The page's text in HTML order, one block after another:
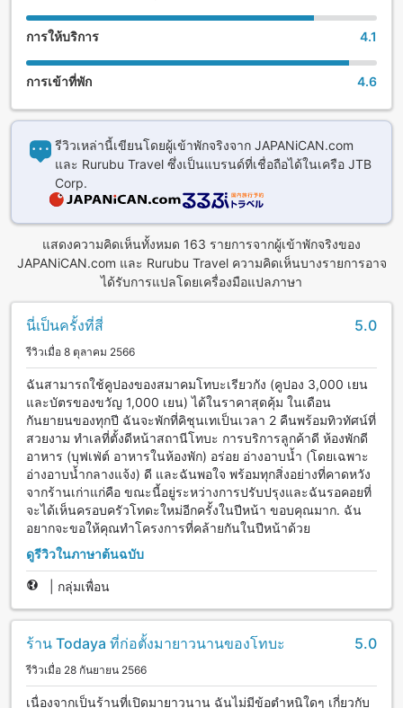
Depending on their accommodation plan, guests can select
a buffet at "Shinwa Dining Ten Chi Kai" where they can
cuisine made with in-season Ise-Shima ingredients at the
"Kochi to Umi" rotating restaurant, or in-room dining for
(6) Todaya's hot spring facilities include 13 gender-
segregated baths, 2 foot baths, and 18 ganban'yoku
bedrock spa beds. 5 free private baths (hot springs).
And of course, all guestrooms feature free Wi-Fi.
การให้บริการ 4.1
การเข้าที่พัก 4.6
รีวิวเหล่านี้เขียนโดยผู้เข้าพักจริงจาก JAPANiCAN.com
และ Rurubu Travel ซึ่งเป็นแบรนด์ที่เชื่อถือได้ในเครือ JTB
Corp.
แสดงความคิดเห็นทั้งหมด 163 รายการจากผู้เข้าพักจริงของ
JAPANiCAN.com และ Rurubu Travel ความคิดเห็นบางรายการอาจ
ได้รับการแปลโดยเครื่องมือแปลภาษา
นี่เป็นครั้งที่สี่ 5.0
รีวิวเมื่อ 8 ตุลาคม 2566
ฉันสามารถใช้คูปองของสมาคมโทบะเรียวกัง (คูปอง 3,000 เยน
และบัตรของขวัญ 1,000 เยน) ได้ในราคาสุดคุ้ม ในเดือน
กันยายนของทุกปี ฉันจะพักที่คิชุนเทเป็นเวลา 2 คืนพร้อมทิวทัศน์ที่
สวยงาม ทำเลที่ตั้งดีหน้าสถานีโทบะ การบริการลูกค้าดี ห้องพักดี
อาหาร (บุฟเฟ่ต์ อาหารในห้องพัก) อร่อย อ่างอาบน้ำ (โดยเฉพาะ
อ่างอาบน้ำกลางแจ้ง) ดี และฉันพอใจ พร้อมทุกสิ่งอย่างที่คาดหวัง
จากร้านเก่าแก่คือ ขณะนี้อยู่ระหว่างการปรับปรุงและฉันรอคอยที่
จะได้เห็นครอบครัวโทดะใหม่อีกครั้งในปีหน้า ขอบคุณมาก. ฉัน
อยากจะขอให้คุณทำโครงการที่คล้ายกันในปีหน้าด้วย
ดูรีวิวในภาษาต้นฉบับ
กลุ่มเพื่อน
ร้าน Todaya ที่ก่อตั้งมายาวนานของโทบะ 5.0
รีวิวเมื่อ 28 กันยายน 2566
เนื่องจากเป็นร้านที่เปิดมายาวนาน ฉันไม่มีข้อตำหนิใดๆ เกี่ยวกับ